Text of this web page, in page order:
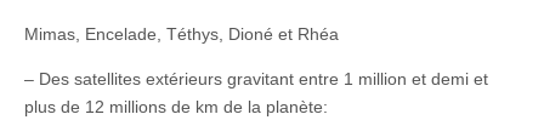
Mimas, Encelade, Téthys, Dioné et Rhéa
– Des satellites extérieurs gravitant entre 1 million et demi et
plus de 12 millions de km de la planète: